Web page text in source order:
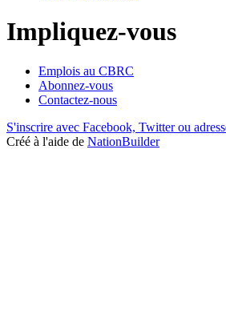
Impliquez-vous
Emplois au CBRC
Abonnez-vous
Contactez-nous
S'inscrire avec Facebook, Twitter ou
Créé à l'aide de NationBuilder